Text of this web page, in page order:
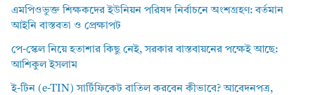
এমপিওভুক্ত শিক্ষকদের ইউনিয়ন পরিষদ নির্বাচনে অংশগ্রহণ: বর্তমান
আইনি বাস্তবতা ও প্রেক্ষাপট
পে-স্কেল নিয়ে হতাশার কিছু নেই, সরকার বাস্তবায়নের পক্ষেই আছে:
আশিকুল ইসলাম
ই-টিন (e-TIN) সার্টিফিকেট বাতিল করবেন কীভাবে? আবেদনপত্র,